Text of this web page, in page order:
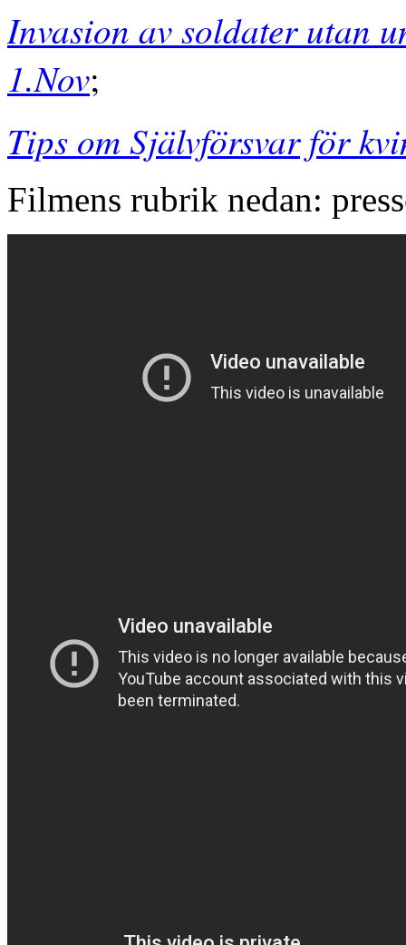
Invasion av soldater utan
1.Nov;
Tips om Självförsvar för
Filmens rubrik nedan: